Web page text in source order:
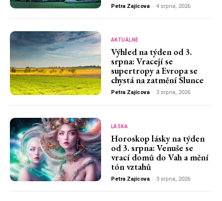
Petra Zajícova - 4 srpna, 2026
AKTUÁLNĚ
Výhled na týden od 3.
srpna: Vracejí se
supertropy a Evropa se
chystá na zatmění Slunce
Petra Zajícova - 3 srpna, 2026
LÁSKA
Horoskop lásky na týden
od 3. srpna: Venuše se
vrací domů do Vah a mění
tón vztahů
Petra Zajícova - 3 srpna, 2026